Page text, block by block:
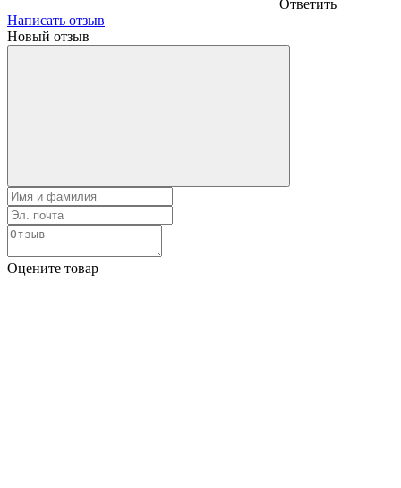
Ответить
Написать отзыв
Новый отзыв
Оцените товар